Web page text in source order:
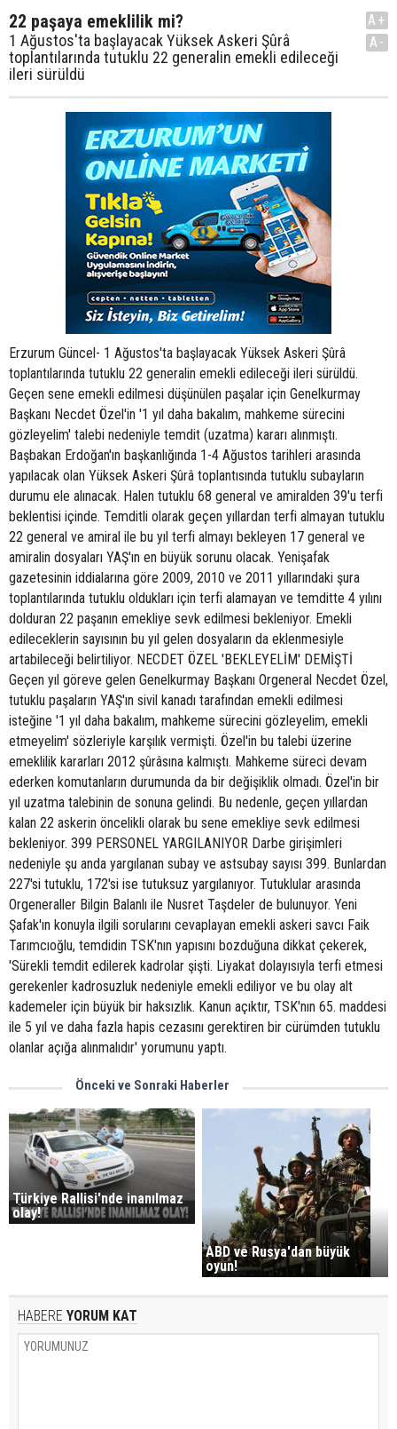
22 paşaya emeklilik mi?
1 Ağustos'ta başlayacak Yüksek Askeri Şûrâ
toplantılarında tutuklu 22 generalin emekli edileceği
ileri sürüldü
A+
A-
Erzurum Güncel- 1 Ağustos'ta başlayacak Yüksek Askeri Şûrâ
toplantılarında tutuklu 22 generalin emekli edileceği ileri sürüldü.
Geçen sene emekli edilmesi düşünülen paşalar için Genelkurmay
Başkanı Necdet Özel'in '1 yıl daha bakalım, mahkeme sürecini
gözleyelim' talebi nedeniyle temdit (uzatma) kararı alınmıştı.
Başbakan Erdoğan'ın başkanlığında 1-4 Ağustos tarihleri arasında
yapılacak olan Yüksek Askeri Şûrâ toplantısında tutuklu subayların
durumu ele alınacak. Halen tutuklu 68 general ve amiralden 39'u terfi
beklentisi içinde. Temditli olarak geçen yıllardan terfi almayan tutuklu
22 general ve amiral ile bu yıl terfi almayı bekleyen 17 general ve
amiralin dosyaları YAŞ'ın en büyük sorunu olacak. Yenişafak
gazetesinin iddialarına göre 2009, 2010 ve 2011 yıllarındaki şura
toplantılarında tutuklu oldukları için terfi alamayan ve temditte 4 yılını
dolduran 22 paşanın emekliye sevk edilmesi bekleniyor. Emekli
edileceklerin sayısının bu yıl gelen dosyaların da eklenmesiyle
artabileceği belirtiliyor. NECDET ÖZEL 'BEKLEYELİM' DEMİŞTİ
Geçen yıl göreve gelen Genelkurmay Başkanı Orgeneral Necdet Özel,
tutuklu paşaların YAŞ'ın sivil kanadı tarafından emekli edilmesi
isteğine '1 yıl daha bakalım, mahkeme sürecini gözleyelim, emekli
etmeyelim' sözleriyle karşılık vermişti. Özel'in bu talebi üzerine
emeklilik kararları 2012 şûrâsına kalmıştı. Mahkeme süreci devam
ederken komutanların durumunda da bir değişiklik olmadı. Özel'in bir
yıl uzatma talebinin de sonuna gelindi. Bu nedenle, geçen yıllardan
kalan 22 askerin öncelikli olarak bu sene emekliye sevk edilmesi
bekleniyor. 399 PERSONEL YARGILANIYOR Darbe girişimleri
nedeniyle şu anda yargılanan subay ve astsubay sayısı 399. Bunlardan
227'si tutuklu, 172'si ise tutuksuz yargılanıyor. Tutuklular arasında
Orgeneraller Bilgin Balanlı ile Nusret Taşdeler de bulunuyor. Yeni
Şafak'ın konuyla ilgili sorularını cevaplayan emekli askeri savcı Faik
Tarımcıoğlu, temdidin TSK'nın yapısını bozduğuna dikkat çekerek,
'Sürekli temdit edilerek kadrolar şişti. Liyakat dolayısıyla terfi etmesi
gerekenler kadrosuzluk nedeniyle emekli ediliyor ve bu olay alt
kademeler için büyük bir haksızlık. Kanun açıktır, TSK'nın 65. maddesi
ile 5 yıl ve daha fazla hapis cezasını gerektiren bir cürümden tutuklu
olanlar açığa alınmalıdır' yorumunu yaptı.
Önceki ve Sonraki Haberler
Türkiye Rallisi'nde inanılmaz
olay!
ABD ve Rusya'dan büyük
oyun!
HABERE YORUM KAT